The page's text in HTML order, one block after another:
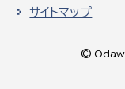
サイトマップ
©